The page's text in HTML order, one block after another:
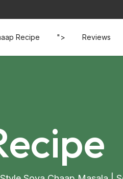
Recipe "> Reviews